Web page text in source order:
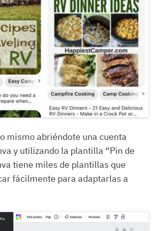
mismo abriéndote una cuenta
y utilizando la plantilla “Pin de
tiene miles de plantillas que
fácilmente para adaptarlas a